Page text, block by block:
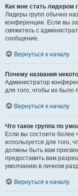
Как мне стать лидером
Лидеры групп обычно
конференции. Если вы
свяжитесь с
сообщение.
Вернуться к началу
Почему названия
Администратор
для того, чтобы их было
Вернуться к началу
Что такое группа по
Если вы состоите более
используется для того,
должны быть вам
предоставить вам
умолчанию в личном
Вернуться к началу